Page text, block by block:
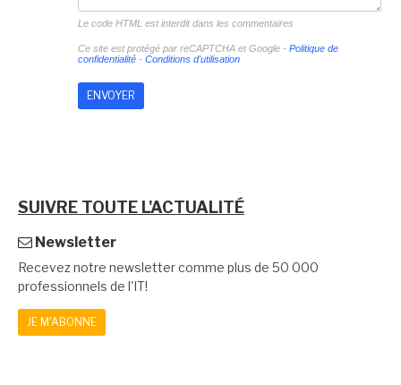
Le code HTML est interdit dans les commentaires
Ce site est protégé par reCAPTCHA et Google - Politique de
confidentialité- Conditions d'utilisation
SUIVRE TOUTE L'ACTUALITÉ
Newsletter
Recevez notre newsletter comme plus de 50 000
professionnels de l'IT!
JE M'ABONNE